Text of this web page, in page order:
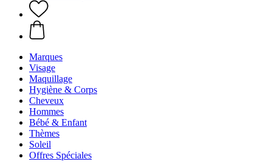
Marques
Visage
Maquillage
Hygiène & Corps
Cheveux
Hommes
Bébé & Enfant
Thèmes
Soleil
Offres Spéciales